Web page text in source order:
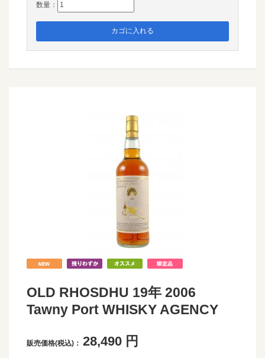
数量：
OLD RHOSDHU 19年 2006
Tawny Port WHISKY AGENCY
販売価格(税込)： 28,490 円